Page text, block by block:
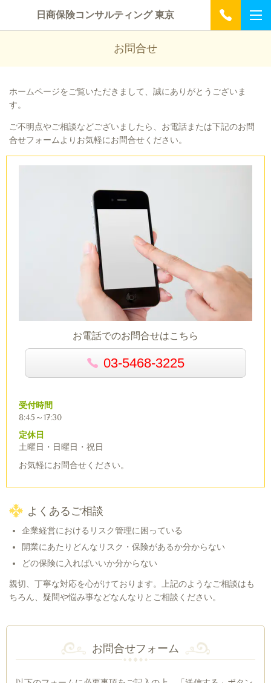
日商保険コンサルティング 東京
お問合せ
ホームページをご覧いただきまして、誠にありがとうございま
す。
ご不明点やご相談などございましたら、お電話または下記のお問
合せフォームよりお気軽にお問合せください。
お電話でのお問合せはこちら
03-5468-3225
受付時間
8:45～17:30
定休日
土曜日・日曜日・祝日
お気軽にお問合せください。
よくあるご相談
企業経営におけるリスク管理に困っている
開業にあたりどんなリスク・保険があるか分からない
どの保険に入ればいいか分からない
親切、丁寧な対応を心がけております。上記のようなご相談はも
ちろん、疑問や悩み事などなんなりとご相談ください。
お問合せフォーム